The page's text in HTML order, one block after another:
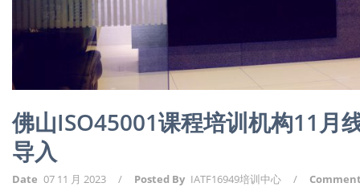
佛山ISO45001课程培训机构11月
导入
Date 07 11 月 2023 / Posted By IATF16949培训中心 /